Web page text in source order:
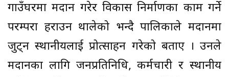
गाउँघरमा श्रमदान गरेर विकास निर्माणका काम गर्ने
परम्परा हराउन थालेको भन्दै पालिकाले श्रमदानमा
जुट्न स्थानीयलाई प्रोत्साहन गरेको बताए । उनले
श्रमदानका लागि जनप्रतिनिधि, कर्मचारी र स्थानीय